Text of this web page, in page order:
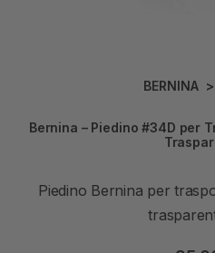
BERNINA >
Bernina – Piedino #34D per
Piedino Bernina per